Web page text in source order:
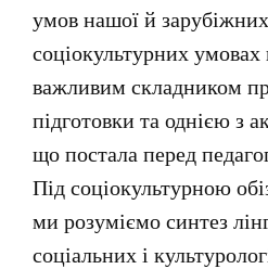
умов нашої й
соціокультурних умовах
важливим складником
підготовки та однією з
що постала перед
Під соціокультурною
ми розуміємо синтез
соціальних і